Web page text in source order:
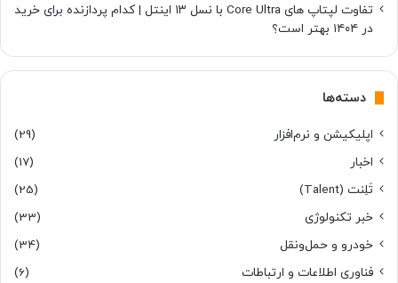
تفاوت لپتاپ های Core Ultra با نسل ۱۳ اینتل | کدام پردازنده برای خرید
در ۱۴۰۴ بهتر است؟
دسته‌ها
اپلیکیشن و نرم‌افزار
(29)
اخبار
(17)
تَلِنت (Talent)
(25)
خبر تکنولوژی
(33)
خودرو و حمل‌و‌نقل
(34)
فناوری اطلاعات و ارتباطات
(6)